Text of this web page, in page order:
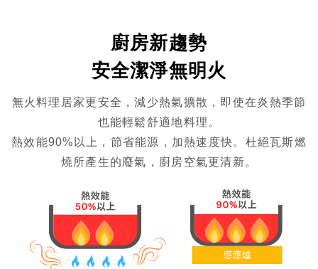
廚房新趨勢
安全潔淨無明火
無火料理居家更安全，減少熱氣擴散，即使在炎熱季節
也能輕鬆舒適地料理。
熱效能90%以上，節省能源，加熱速度快。杜絕瓦斯燃
燒所產生的廢氣，廚房空氣更清新。